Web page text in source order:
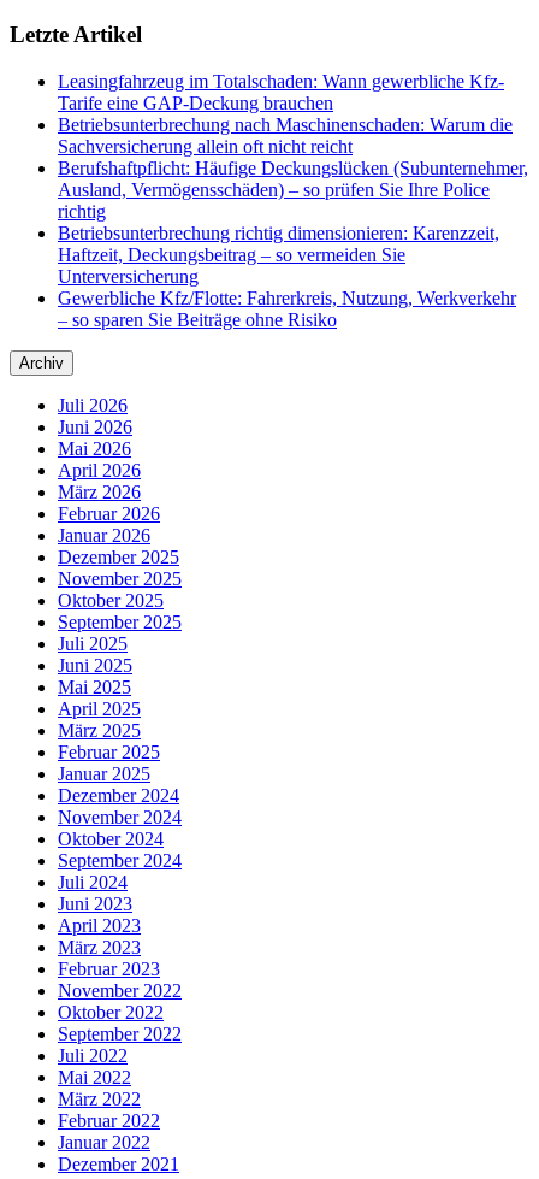
Letzte Artikel
Leasingfahrzeug im Totalschaden: Wann gewerbliche Kfz-
Tarife eine GAP-Deckung brauchen
Betriebsunterbrechung nach Maschinenschaden: Warum die
Sachversicherung allein oft nicht reicht
Berufshaftpflicht: Häufige Deckungslücken (Subunternehmer,
Ausland, Vermögensschäden) – so prüfen Sie Ihre Police
richtig
Betriebsunterbrechung richtig dimensionieren: Karenzzeit,
Haftzeit, Deckungsbeitrag – so vermeiden Sie
Unterversicherung
Gewerbliche Kfz/Flotte: Fahrerkreis, Nutzung, Werkverkehr
– so sparen Sie Beiträge ohne Risiko
Archiv
Juli 2026
Juni 2026
Mai 2026
April 2026
März 2026
Februar 2026
Januar 2026
Dezember 2025
November 2025
Oktober 2025
September 2025
Juli 2025
Juni 2025
Mai 2025
April 2025
März 2025
Februar 2025
Januar 2025
Dezember 2024
November 2024
Oktober 2024
September 2024
Juli 2024
Juni 2023
April 2023
März 2023
Februar 2023
November 2022
Oktober 2022
September 2022
Juli 2022
Mai 2022
März 2022
Februar 2022
Januar 2022
Dezember 2021